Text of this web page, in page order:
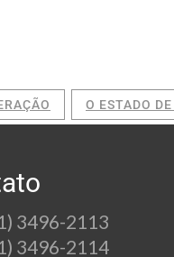
O ESTADO
3496-2113
3496-2114